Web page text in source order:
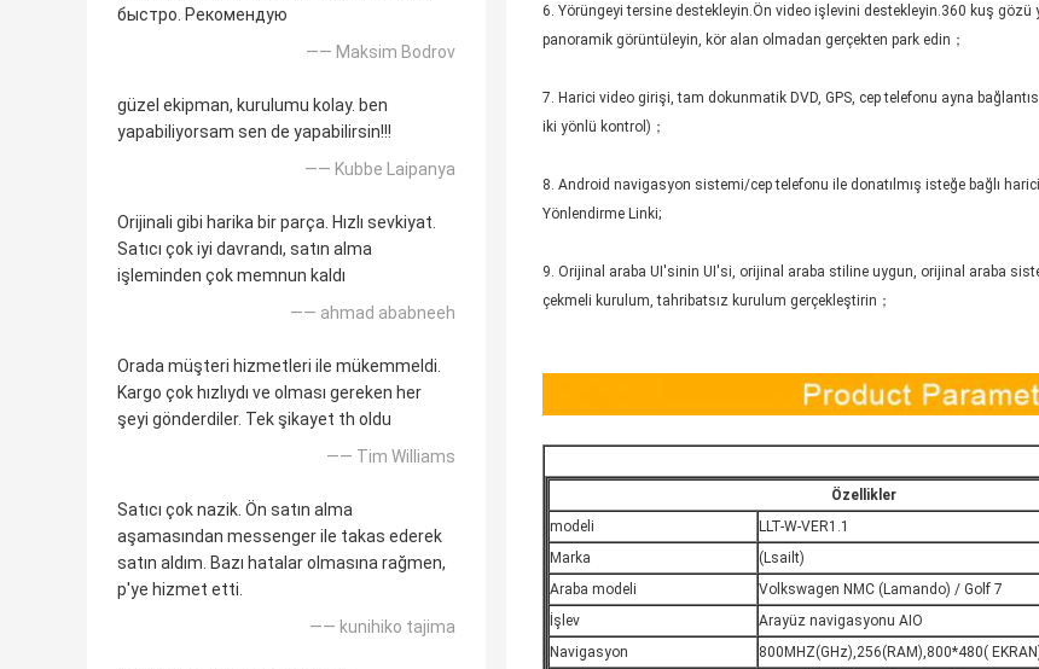
быстро. Рекомендую
—— Maksim Bodrov
güzel ekipman, kurulumu kolay. ben
yapabiliyorsam sen de yapabilirsin!!!
—— Kubbe Laipanya
Orijinali gibi harika bir parça. Hızlı sevkiyat.
Satıcı çok iyi davrandı, satın alma
işleminden çok memnun kaldı
—— ahmad ababneeh
Orada müşteri hizmetleri ile mükemmeldi.
Kargo çok hızlıydı ve olması gereken her
şeyi gönderdiler. Tek şikayet th oldu
—— Tim Williams
Satıcı çok nazik. Ön satın alma
aşamasından messenger ile takas ederek
satın aldım. Bazı hatalar olmasına rağmen,
p'ye hizmet etti.
—— kunihiko tajima
6. Yörüngeyi tersine destekleyin.Ön video işlevini destekleyin.360 kuş gözü
panoramik görüntüleyin, kör alan olmadan gerçekten park edin；
7. Harici video girişi, tam dokunmatik DVD, GPS, cep telefonu ayna
iki yönlü kontrol)；
8. Android navigasyon sistemi/cep telefonu ile donatılmış isteğe bağlı
Yönlendirme Linki;
9. Orijinal araba UI'sinin UI'si, orijinal araba stiline uygun, orijinal araba
çekmeli kurulum, tahribatsız kurulum gerçekleştirin；
Özellikler
modeli
LLT-W-VER1.1
Marka
(Lsailt)
Araba modeli
Volkswagen NMC (Lamando) / Golf 7
İşlev
Arayüz navigasyonu AIO
Navigasyon
800MHZ(GHz),256(RAM),800*480(